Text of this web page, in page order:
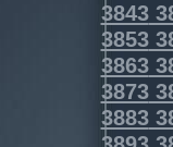
3843
3853
3863
3873
3883